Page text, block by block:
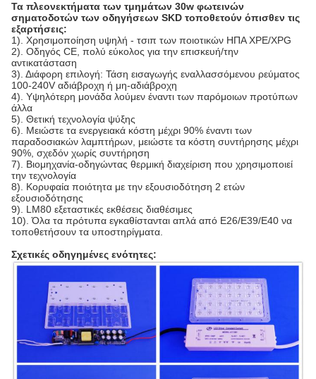
Τα πλεονεκτήματα των τμημάτων 30w φωτεινών
σηματοδοτών των οδηγήσεων SKD τοποθετούν όπισθεν τις
εξαρτήσεις:
1). Χρησιμοποίηση υψηλή - τσιπ των ποιοτικών ΗΠΑ XPE/XPG
2). Οδηγός CE, πολύ εύκολος για την επισκευή/την
αντικατάσταση
3). Διάφορη επιλογή: Τάση εισαγωγής εναλλασσόμενου ρεύματος
100-240V αδιάβροχη ή μη-αδιάβροχη
4). Υψηλότερη μονάδα λούμεν έναντι των παρόμοιων προτύπων
άλλα
5). Θετική τεχνολογία ψύξης
6). Μειώστε τα ενεργειακά κόστη μέχρι 90% έναντι των
παραδοσιακών λαμπτήρων, μειώστε τα κόστη συντήρησης μέχρι
90%, σχεδόν χωρίς συντήρηση
7). Βιομηχανία-οδηγώντας θερμική διαχείριση που χρησιμοποιεί
την τεχνολογία
8). Κορυφαία ποιότητα με την εξουσιοδότηση 2 ετών
εξουσιοδότησης
9). LM80 εξεταστικές εκθέσεις διαθέσιμες
10). Όλα τα πρότυπα εγκαθίστανται απλά από E26/E39/E40 να
τοποθετήσουν τα υποστηρίγματα.
Σχετικές οδηγημένες ενότητες: